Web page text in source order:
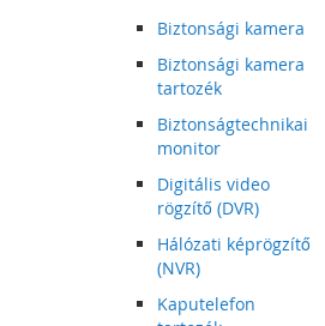
Biztonsági kamera
Biztonsági kamera
tartozék
Biztonságtechnikai
monitor
Digitális video
rögzítő (DVR)
Hálózati képrögzítő
(NVR)
Kaputelefon